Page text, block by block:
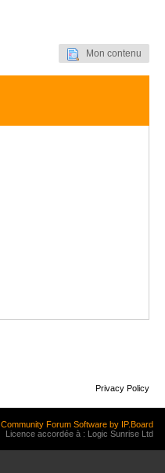
Mon contenu
Privacy Policy
Community Forum Software by IP.Board
Licence accordée à : Logic Sunrise Ltd